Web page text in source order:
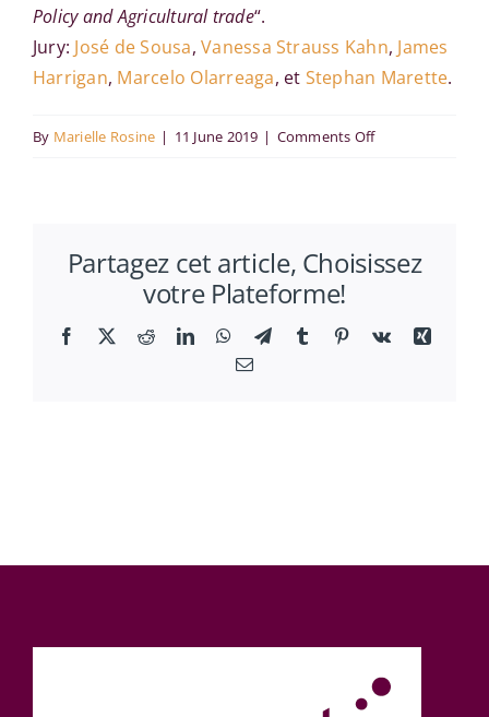
Policy and Agricultural trade“.
Jury: José de Sousa,Vanessa Strauss Kahn, James
Harrigan, Marcelo Olarreaga, et Stephan Marette.
By Marielle Rosine | 11 June 2019 | Comments Offon
son
Partagez cet article, Choisissez
votre Plateforme!
Facebook
X RedditLinkedInWhatsApp
TelegramTumblr Pinterest
Vk
Xing
Email